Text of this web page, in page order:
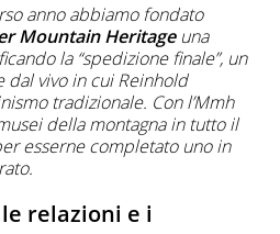
anno abbiamo fondato
Mountain Heritageuna
la “spedizione finale”, un
vivo in cui Reinhold
tradizionale. Con l’Mmh
della montagna in tutto il
esserne completato uno in
relazioni e i